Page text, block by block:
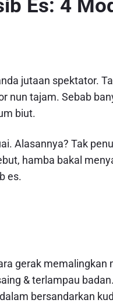
Es: 4
jutaan spektator.
nun tajam. Sebab
biut.
Alasannya? Tak
hamba bakal
es.
gerak memalingkan
& terlampau
bersandarkan